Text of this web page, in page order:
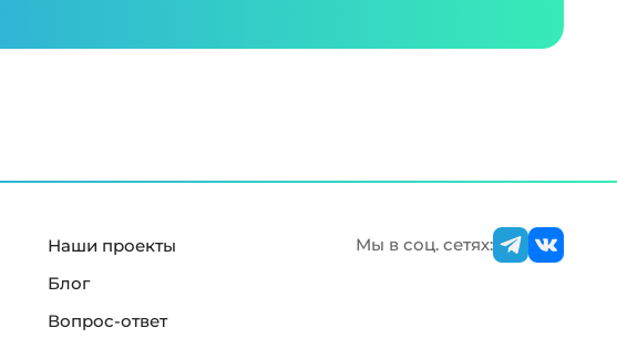
Наши проекты
Блог
Вопрос-ответ
Мы в соц. сетях: